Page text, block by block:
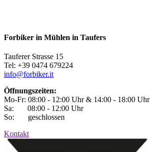
Forbiker in Mühlen in Taufers
Tauferer Strasse 15
Tel: +39 0474 679224
info@forbiker.it
Öffnungszeiten:
Mo-Fr: 08:00 - 12:00 Uhr & 14:00 - 18:00 Uhr
Sa: 08:00 - 12:00 Uhr
So: geschlossen
Kontakt